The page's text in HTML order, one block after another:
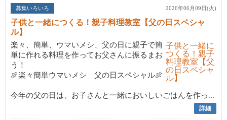
募集いろいろ 2026年06月09日(火)
子供と一緒につくる！親子料理教室【父の日スペシャ
ル】
楽々、簡単、ウマいメシ、父の日に親子で簡
単に作れる料理を作ってお父さんに振るまお
う！
🍖楽々簡単ウマいメシ 父の日スペシャル🍖
今年の父の日は、お子さんと一緒においしいごはんを作っ...
詳細